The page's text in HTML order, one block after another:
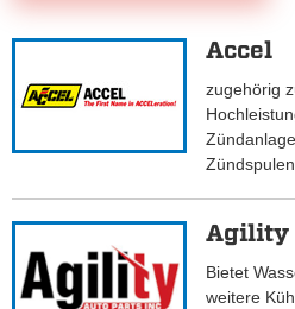
Accel
zugehörig
Agility
Bietet
weitere